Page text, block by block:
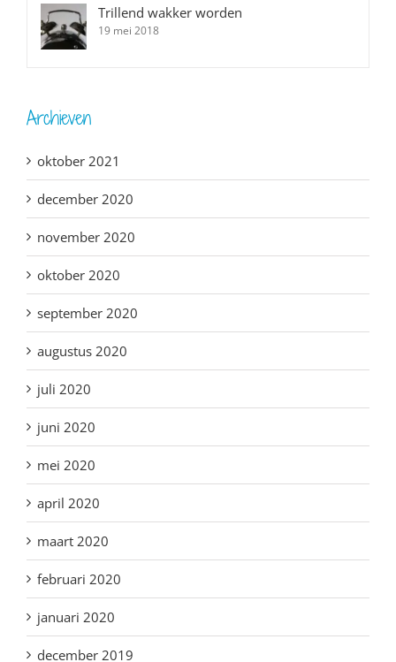
Trillend wakker worden
19 mei 2018
Archieven
oktober 2021
december 2020
november 2020
oktober 2020
september 2020
augustus 2020
juli 2020
juni 2020
mei 2020
april 2020
maart 2020
februari 2020
januari 2020
december 2019